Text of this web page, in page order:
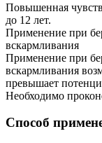
Повышенная
до 12 лет.
Применение при
вскармливания
Применение при
вскармливания
превышает
Необходимо
Способ